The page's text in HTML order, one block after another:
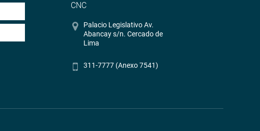
CNC
Palacio Legislativo Av.
Abancay s/n. Cercado de
Lima
311-7777 (Anexo 7541)